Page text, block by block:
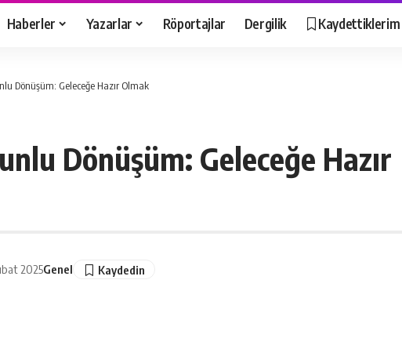
Haberler Yazarlar Röportajlar Dergilik Kaydettiklerim
Dönüşüm: Geleceğe Hazır Olmak
Dönüşüm: Geleceğe Hazır
2025Genel